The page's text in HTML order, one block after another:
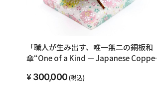
「職人が生み出す、唯一無二の銅板和
傘“One of a Kind — Japanese Copper
300,000(税込)